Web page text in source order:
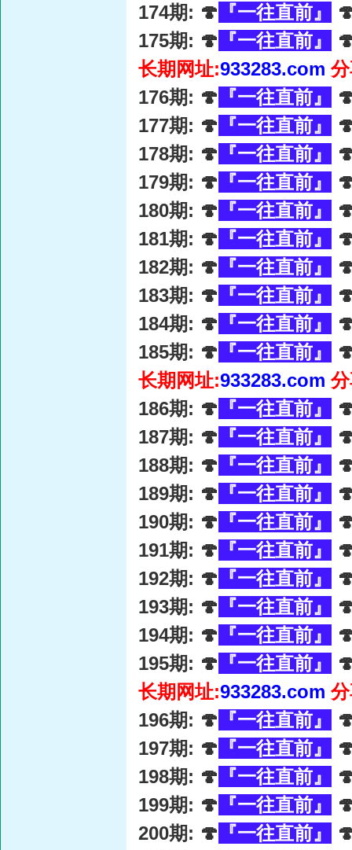
174期: 🍄 『一往直前』
175期: 🍄 『一往直前』
长期网址:933283.com
176期: 🍄 『一往直前』
177期: 🍄 『一往直前』
178期: 🍄 『一往直前』
179期: 🍄 『一往直前』
180期: 🍄 『一往直前』
181期: 🍄 『一往直前』
182期: 🍄 『一往直前』
183期: 🍄 『一往直前』
184期: 🍄 『一往直前』
185期: 🍄 『一往直前』
长期网址:933283.com
186期: 🍄 『一往直前』
187期: 🍄 『一往直前』
188期: 🍄 『一往直前』
189期: 🍄 『一往直前』
190期: 🍄 『一往直前』
191期: 🍄 『一往直前』
192期: 🍄 『一往直前』
193期: 🍄 『一往直前』
194期: 🍄 『一往直前』
195期: 🍄 『一往直前』
长期网址:933283.com
196期: 🍄 『一往直前』
197期: 🍄 『一往直前』
198期: 🍄 『一往直前』
199期: 🍄 『一往直前』
200期: 🍄 『一往直前』